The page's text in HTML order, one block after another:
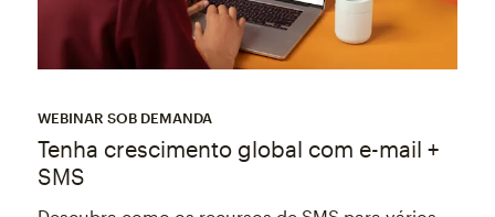
WEBINAR SOB DEMANDA
Tenha crescimento global com e-mail +
SMS